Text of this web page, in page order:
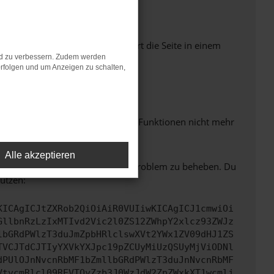
Seiten verhindern. Funktioniert die Seite in einem
dazu führen, dass bestimmte Funktionen nicht mehr
Wir werden versuchen, das Problem zu beheben. Du
zu verbessern. Zudem werden
und um Anzeigen zu schalten,
Alle akzeptieren